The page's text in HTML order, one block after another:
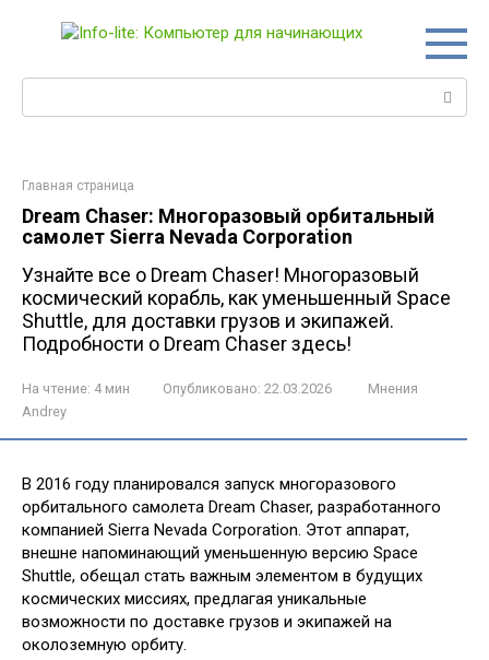
Главная страница
Dream Chaser: Многоразовый орбитальный
самолет Sierra Nevada Corporation
Узнайте все о Dream Chaser! Многоразовый
космический корабль, как уменьшенный Space
Shuttle, для доставки грузов и экипажей.
Подробности о Dream Chaser здесь!
На чтение: 4 мин Опубликовано: 22.03.2026
Мнения
Andrey
В 2016 году планировался запуск многоразового
орбитального самолета Dream Chaser, разработанного
компанией Sierra Nevada Corporation. Этот аппарат,
внешне напоминающий уменьшенную версию Space
Shuttle, обещал стать важным элементом в будущих
космических миссиях, предлагая уникальные
возможности по доставке грузов и экипажей на
околоземную орбиту.